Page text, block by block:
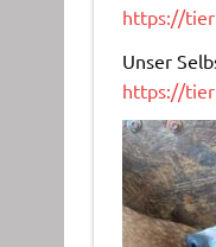
https://
Unser
https://